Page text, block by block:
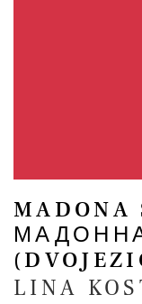
MADONA
LINA